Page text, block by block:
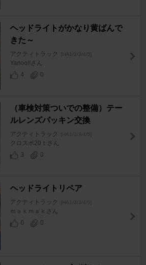
ヘッドライトがかなり黄ばんで
きた～
アクティトラック [HA1/2/3/4/5]
Yanoo!!さん
4
0
（車検対策ついでの整備）テー
ルレンズパッキン交換
アクティトラック [HA1/2/3/4/5]
クロスポ20ｔさん
3
0
ヘッドライトリペア
アクティトラック [HA1/2/3/4/5]
ｍａｋｍａｋさん
0
0